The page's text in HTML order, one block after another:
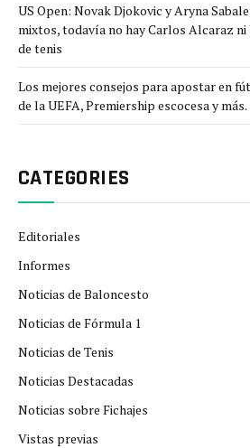
US Open: Novak Djokovic y Aryna
mixtos, todavía no hay Carlos Alcaraz ni
de tenis
Los mejores consejos para apostar en
de la UEFA, Premiership escocesa y más.
CATEGORIES
Editoriales
Informes
Noticias de Baloncesto
Noticias de Fórmula 1
Noticias de Tenis
Noticias Destacadas
Noticias sobre Fichajes
Vistas previas